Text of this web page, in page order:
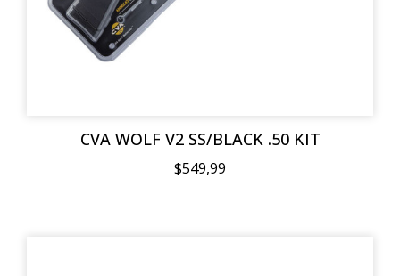
CVA WOLF V2 SS/BLACK .50 KIT
$549,99